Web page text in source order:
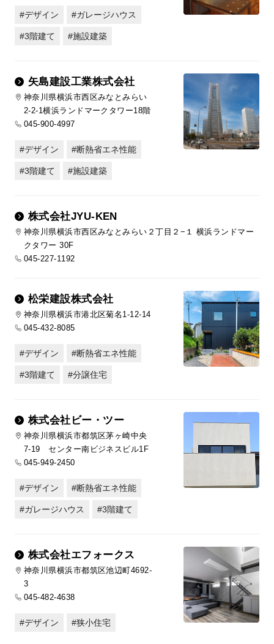
デザイン ガレージハウス
3階建て 施設建築
矢島建設工業株式会社
神奈川県横浜市西区みなとみらい
2-2-1横浜ランドマークタワー18階
045-900-4997
デザイン 断熱省エネ性能
3階建て 施設建築
株式会社JYU-KEN
神奈川県横浜市西区みなとみらい２丁目２−１ 横浜ランドマー
クタワー 30F
045-227-1192
松栄建設株式会社
神奈川県横浜市港北区菊名1-12-14
045-432-8085
デザイン 断熱省エネ性能
3階建て 分譲住宅
株式会社ビー・ツー
神奈川県横浜市都筑区茅ヶ崎中央
7-19 センター南ビジネスビル1F
045-949-2450
デザイン 断熱省エネ性能
ガレージハウス 3階建て
株式会社エフォークス
神奈川県横浜市都筑区池辺町4692-
3
045-482-4638
デザイン 狭小住宅